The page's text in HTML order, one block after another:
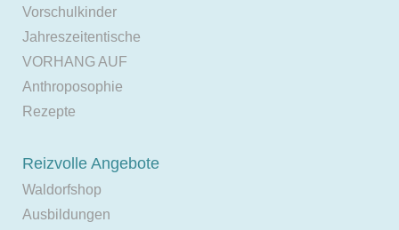
Vorschulkinder
Jahreszeitentische
VORHANG AUF
Anthroposophie
Rezepte
Reizvolle Angebote
Waldorfshop
Ausbildungen